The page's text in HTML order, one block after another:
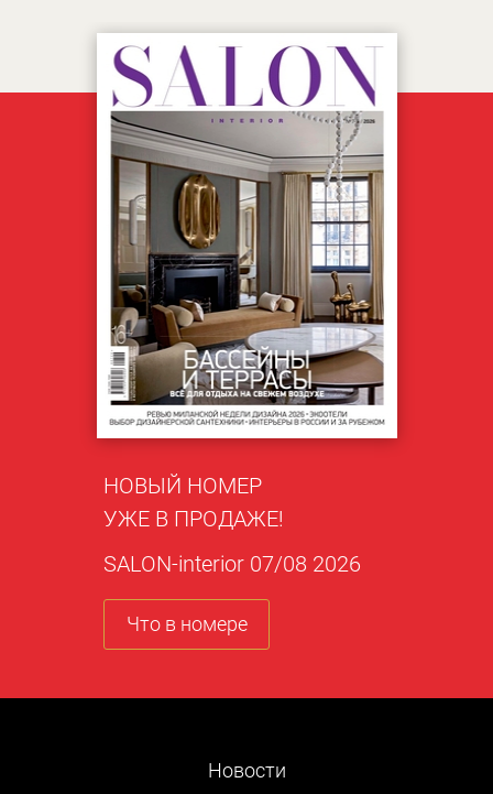
НОВЫЙ НОМЕР
УЖЕ В ПРОДАЖЕ!
SALON-interior 07/08 2026
Что в номере
Новости